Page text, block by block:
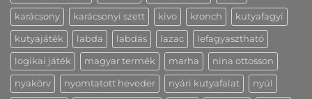
karácsony karácsonyi szett kivo kronch kutyafagyi
kutyajáték labda labdás lazac lefagyasztható
logikai játék magyar termék marha nina ottosson
nyakörv nyomtatott heveder nyári kutyafalat nyúl